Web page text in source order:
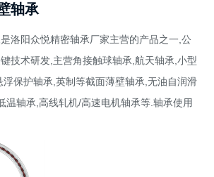
轴承
洛阳众悦精密轴承厂家主营的产品之一,公
技术研发,主营角接触球轴承,航天轴承,小型
保护轴承,英制等截面薄壁轴承,无油自润滑
温轴承,高线轧机/高速电机轴承等.轴承使用